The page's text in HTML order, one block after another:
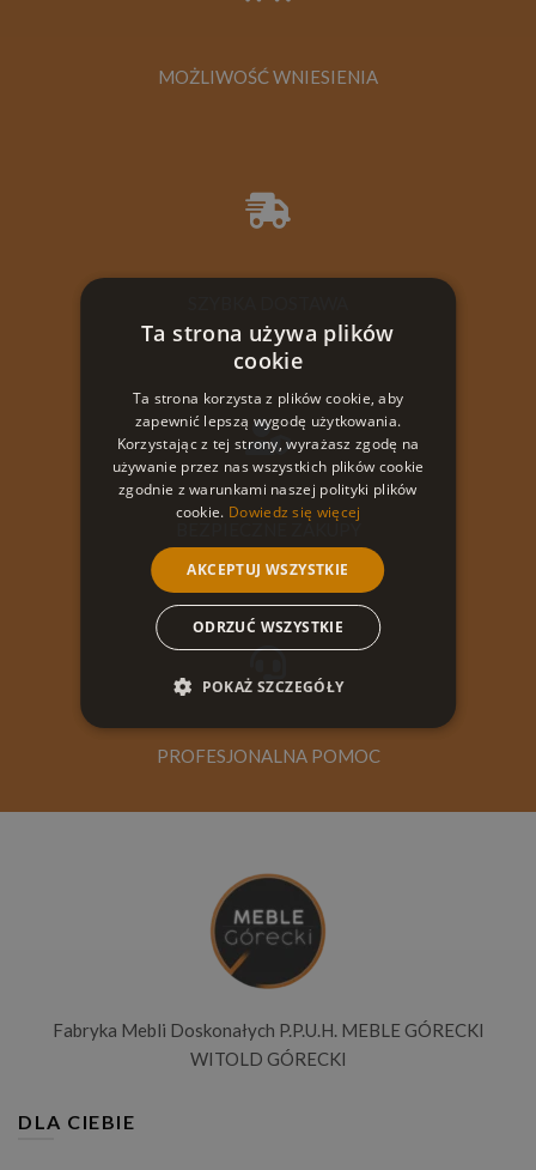
MOŻLIWOŚĆ WNIESIENIA
PROFESJONALNA POMOC
Fabryka Mebli Doskonałych P.P.U.H. MEBLE GÓRECKI
WITOLD GÓRECKI
DLA CIEBIE
Ta strona używa plików
cookie
Ta strona korzysta z plików cookie, aby
zapewnić lepszą wygodę użytkowania.
Korzystając z tej strony, wyrażasz zgodę na
używanie przez nas wszystkich plików cookie
zgodnie z warunkami naszej polityki plików
cookie. Dowiedz się więcej
AKCEPTUJ WSZYSTKIE
ODRZUĆ WSZYSTKIE
POKAŻ SZCZEGÓŁY